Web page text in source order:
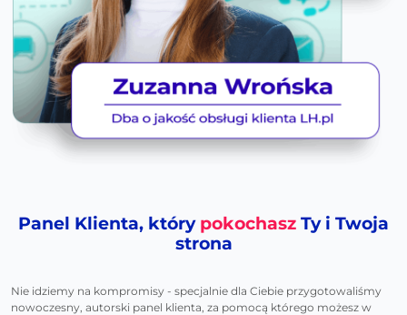
Panel Klienta, który pokochasz Ty i Twoja
strona
Nie idziemy na kompromisy - specjalnie dla Ciebie przygotowaliśmy
nowoczesny, autorski panel klienta, za pomocą którego możesz w